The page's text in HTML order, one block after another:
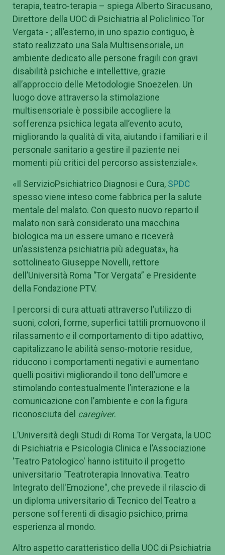
terapia, teatro-terapia – spiega Alberto Siracusano,
Direttore della UOC di Psichiatria al Policlinico Tor
Vergata - ; all’esterno, in uno spazio contiguo, è
stato realizzato una Sala Multisensoriale, un
ambiente dedicato alle persone fragili con gravi
disabilità psichiche e intellettive, grazie
all’approccio delle Metodologie Snoezelen. Un
luogo dove attraverso la stimolazione
multisensoriale è possibile accogliere la
sofferenza psichica legata all’evento acuto,
migliorando la qualità di vita, aiutando i familiari e il
personale sanitario a gestire il paziente nei
momenti più critici del percorso assistenziale».
«Il ServizioPsichiatrico Diagnosi e Cura, SPDC
spesso viene inteso come fabbrica per la salute
mentale del malato. Con questo nuovo reparto il
malato non sarà considerato una macchina
biologica ma un essere umano e riceverà
un’assistenza psichiatria più adeguata», ha
sottolineato Giuseppe Novelli, rettore
dell’Università Roma “Tor Vergata” e Presidente
della Fondazione PTV.
I percorsi di cura attuati attraverso l’utilizzo di
suoni, colori, forme, superfici tattili promuovono il
rilassamento e il comportamento di tipo adattivo,
capitalizzano le abilità senso-motorie residue,
riducono i comportamenti negativi e aumentano
quelli positivi migliorando il tono dell’umore e
stimolando contestualmente l’interazione e la
comunicazione con l’ambiente e con la figura
riconosciuta del caregiver.
L’Università degli Studi di Roma Tor Vergata, la UOC
di Psichiatria e Psicologia Clinica e l’Associazione
'Teatro Patologico' hanno istituito il progetto
universitario "Teatroterapia Innovativa. Teatro
Integrato dell'Emozione", che prevede il rilascio di
un diploma universitario di Tecnico del Teatro a
persone sofferenti di disagio psichico, prima
esperienza al mondo.
Altro aspetto caratteristico della UOC di Psichiatria